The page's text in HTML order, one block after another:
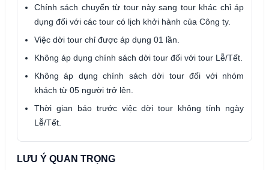
Chính sách chuyển từ tour này sang tour khác chỉ áp
dụng đối với các tour có lịch khởi hành của Công ty.
Việc dời tour chỉ được áp dụng 01 lần.
Không áp dụng chính sách dời tour đối với tour Lễ/Tết.
Không áp dụng chính sách dời tour đối với nhóm
khách từ 05 người trở lên.
Thời gian báo trước việc dời tour không tính ngày
Lễ/Tết.
LƯU Ý QUAN TRỌNG